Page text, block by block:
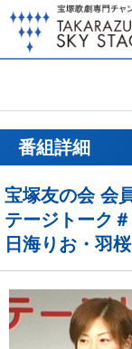
番組詳細
宝塚友の会 会
テージトーク
日海りお・羽桜